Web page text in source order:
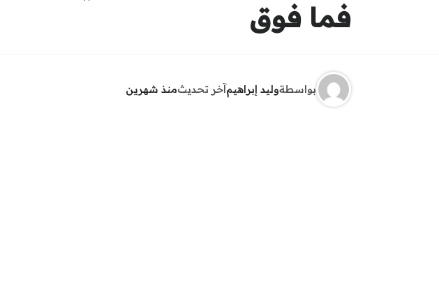
فما فوق
بواسطةوليد إبراهيمآخر تحديثمنذ شهرين